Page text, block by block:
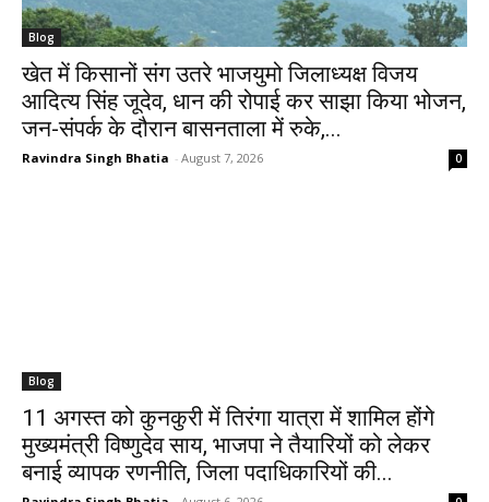
Blog
खेत में किसानों संग उतरे भाजयुमो जिलाध्यक्ष विजय
आदित्य सिंह जूदेव, धान की रोपाई कर साझा किया भोजन,
जन-संपर्क के दौरान बासनताला में रुके,...
Ravindra Singh Bhatia - August 7, 2026 0
Blog
11 अगस्त को कुनकुरी में तिरंगा यात्रा में शामिल होंगे
मुख्यमंत्री विष्णुदेव साय, भाजपा ने तैयारियों को लेकर
बनाई व्यापक रणनीति, जिला पदाधिकारियों की...